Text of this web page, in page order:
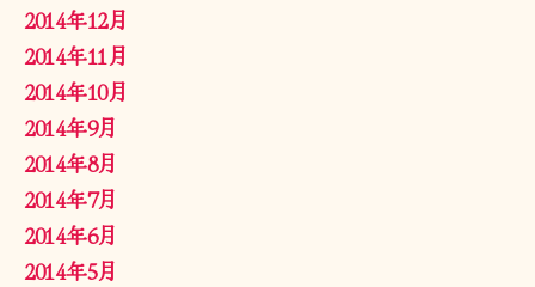
2014年12月
2014年11月
2014年10月
2014年9月
2014年8月
2014年7月
2014年6月
2014年5月